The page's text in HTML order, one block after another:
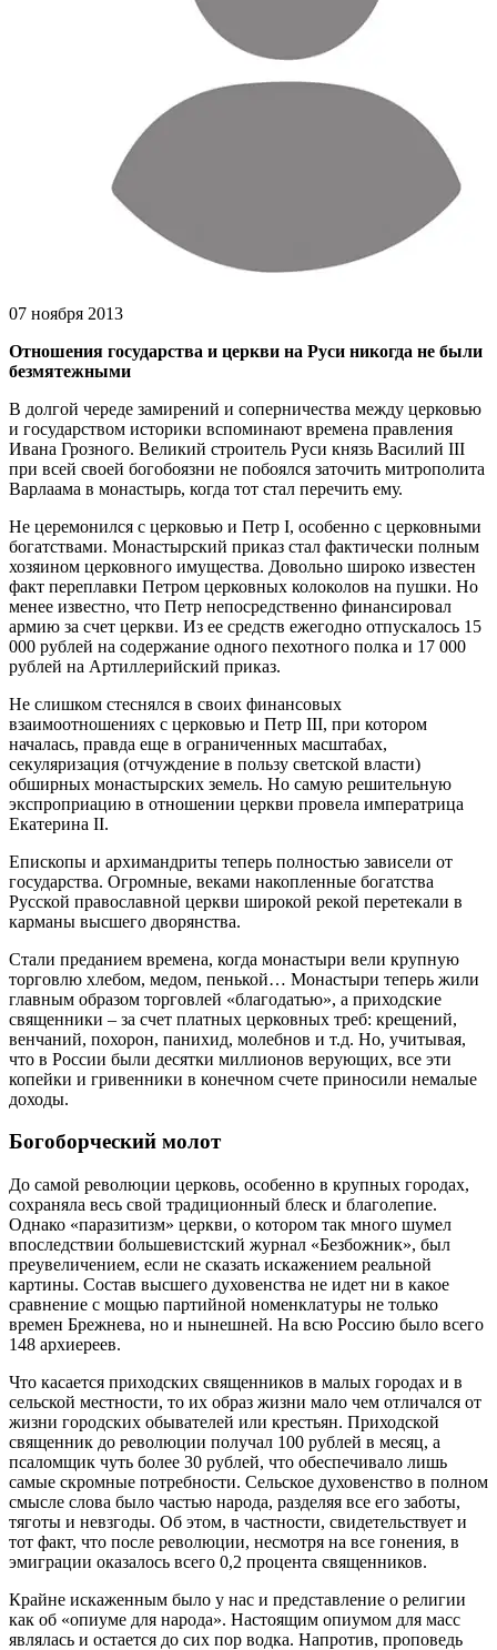
07 ноября 2013
Отношения государства и церкви на Руси никогда не были
безмятежными
В долгой череде замирений и соперничества между церковью
и государством историки вспоминают времена правления
Ивана Грозного. Великий строитель Руси князь Василий III
при всей своей богобоязни не побоялся заточить митрополита
Варлаама в монастырь, когда тот стал перечить ему.
Не церемонился с церковью и Петр І, особенно с церковными
богатствами. Монастырский приказ стал фактически полным
хозяином церковного имущества. Довольно широко известен
факт переплавки Петром церковных колоколов на пушки. Но
менее известно, что Петр непосредственно финансировал
армию за счет церкви. Из ее средств ежегодно отпускалось 15
000 рублей на содержание одного пехотного полка и 17 000
рублей на Артиллерийский приказ.
Не слишком стеснялся в своих финансовых
взаимоотношениях с церковью и Петр III, при котором
началась, правда еще в ограниченных масштабах,
секуляризация (отчуждение в пользу светской власти)
обширных монастырских земель. Но самую решительную
экспроприацию в отношении церкви провела императрица
Екатерина II.
Епископы и архимандриты теперь полностью зависели от
государства. Огромные, веками накопленные богатства
Русской православной церкви широкой рекой перетекали в
карманы высшего дворянства.
Стали преданием времена, когда монастыри вели крупную
торговлю хлебом, медом, пенькой… Монастыри теперь жили
главным образом торговлей «благодатью», а приходские
священники – за счет платных церковных треб: крещений,
венчаний, похорон, панихид, молебнов и т.д. Но, учитывая,
что в России были десятки миллионов верующих, все эти
копейки и гривенники в конечном счете приносили немалые
доходы.
Богоборческий молот
До самой революции церковь, особенно в крупных городах,
сохраняла весь свой традиционный блеск и благолепие.
Однако «паразитизм» церкви, о котором так много шумел
впоследствии большевистский журнал «Безбожник», был
преувеличением, если не сказать искажением реальной
картины. Состав высшего духовенства не идет ни в какое
сравнение с мощью партийной номенклатуры не только
времен Брежнева, но и нынешней. На всю Россию было всего
148 архиереев.
Что касается приходских священников в малых городах и в
сельской местности, то их образ жизни мало чем отличался от
жизни городских обывателей или крестьян. Приходской
священник до революции получал 100 рублей в месяц, а
псаломщик чуть более 30 рублей, что обеспечивало лишь
самые скромные потребности. Сельское духовенство в полном
смысле слова было частью народа, разделяя все его заботы,
тяготы и невзгоды. Об этом, в частности, свидетельствует и
тот факт, что после революции, несмотря на все гонения, в
эмиграции оказалось всего 0,2 процента священников.
Крайне искаженным было у нас и представление о религии
как об «опиуме для народа». Настоящим опиумом для масс
являлась и остается до сих пор водка. Напротив, проповедь